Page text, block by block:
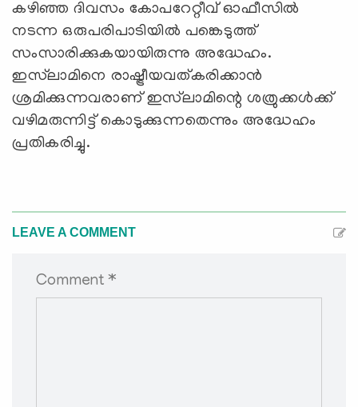
കഴിഞ്ഞ ദിവസം കോപറേറ്റീവ് ഓഫീസില്‍
നടന്ന ഒരുപരിപാടിയില്‍ പങ്കെടുത്ത്
സംസാരിക്കുകയായിരുന്നു അദ്ധേഹം.
ഇസ്‌ലാമിനെ രാഷ്ട്രീയവത്കരിക്കാന്‍
ശ്രമിക്കുന്നവരാണ് ഇസ്‌ലാമിന്റെ ശത്രുക്കള്‍ക്ക്
വഴിമരുന്നിട്ട് കൊടുക്കുന്നതെന്നും അദ്ധേഹം
പ്രതികരിച്ചു.
LEAVE A COMMENT
Comment *